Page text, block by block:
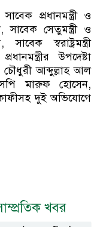
প্রধানমন্ত্রী ও
সাবেক সেতুমন্ত্রী ও
স্বরাষ্ট্রমন্ত্রী
উপদেষ্টা
আব্দুল্লাহ আল
মারুফ হোসেন,
দুই অভিযোগে
খবর